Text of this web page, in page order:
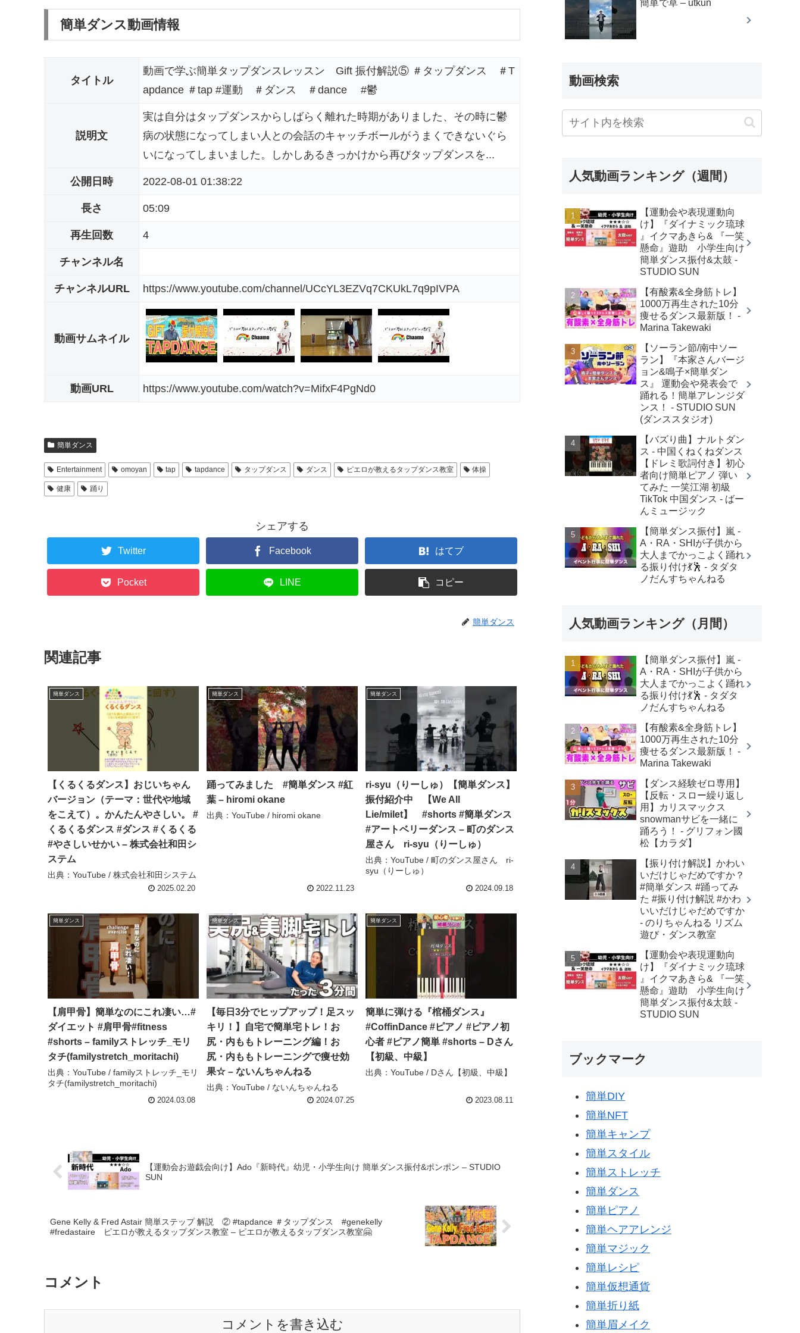
簡単ダンス動画情報
タイトル
動画で学ぶ簡単タップダンスレッスン Gift 振付解説⑤ ＃タップダンス ＃T
apdance ＃tap #運動 ＃ダンス ＃dance #鬱
説明文
実は自分はタップダンスからしばらく離れた時期がありました、その時に鬱
病の状態になってしまい人との会話のキャッチボールがうまくできないぐら
いになってしまいました。しかしあるきっかけから再びタップダンスを...
公開日時 2022-08-01 01:38:22
長さ 05:09
再生回数 4
チャンネル名
チャンネルURL https://www.youtube.com/channel/UCcYL3EZVq7CKUkL7q9pIVPA
動画サムネイル
動画URL https://www.youtube.com/watch?v=MifxF4PgNd0
簡単ダンス
Entertainment omoyan tap tapdance タップダンス ダンス ピエロが教えるタップダンス教室 体操
健康 踊り
シェアする
Twitter Facebook はてブ
Pocket LINE コピー
簡単ダンス
関連記事
簡単ダンス
【くるくるダンス】おじいちゃん
バージョン（テーマ：世代や地域
をこえて）。かんたんやさしい。 #
くるくるダンス #ダンス #くるくる
#やさしいせかい – 株式会社和田シ
ステム
出典：YouTube / 株式会社和田システム
2025.02.20
簡単ダンス
踊ってみました #簡単ダンス #紅
葉 – hiromi okane
出典：YouTube / hiromi okane
2022.11.23
簡単ダンス
ri-syu（りーしゅ）【簡単ダンス】
振付紹介中 【We All
Lie/milet】 #shorts #簡単ダンス
#アートベリーダンス – 町のダンス
屋さん ri-syu（りーしゅ）
出典：YouTube / 町のダンス屋さん ri-
syu（りーしゅ）
2024.09.18
簡単ダンス
【肩甲骨】簡単なのにこれ凄い…#
ダイエット #肩甲骨#fitness
#shorts – familyストレッチ_モリ
タチ(familystretch_moritachi)
出典：YouTube / familyストレッチ_モリ
タチ(familystretch_moritachi)
2024.03.08
簡単ダンス
【毎日3分でヒップアップ！足スッ
キリ！】自宅で簡単宅トレ！お
尻・内ももトレーニング編！お
尻・内ももトレーニングで痩せ効
果☆ – ないんちゃんねる
出典：YouTube / ないんちゃんねる
2024.07.25
簡単ダンス
簡単に弾ける『棺桶ダンス』
#CoffinDance #ピアノ #ピアノ初
心者 #ピアノ簡単 #shorts – Dさん
【初級、中級】
出典：YouTube / Dさん【初級、中級】
2023.08.11
【運動会お遊戯会向け】Ado『新時代』幼児・小学生向け 簡単ダンス振付&ポンポン – STUDIO
SUN
Gene Kelly & Fred Astair 簡単ステップ 解説 ② #tapdance ＃タップダンス #genekelly
#fredastaire ピエロが教えるタップダンス教室 – ピエロが教えるタップダンス教室🤗
コメント
コメントを書き込む
簡単で草 – utkun
動画検索
人気動画ランキング（週間）
【運動会や表現運動向
け】『ダイナミック琉球
』イクマあきら& 『一笑
懸命』遊助 小学生向け
簡単ダンス振付&太鼓 -
STUDIO SUN
【有酸素&全身筋トレ】
1000万再生された10分
痩せるダンス最新版！ -
Marina Takewaki
【ソーラン節/南中ソー
ラン】『本家さんバージ
ョン&鳴子×簡単ダン
ス』 運動会や発表会で
踊れる！簡単アレンジダ
ンス！ - STUDIO SUN
(ダンススタジオ)
【バズり曲】ナルトダン
ス - 中国くねくねダンス
【ドレミ歌詞付き】初心
者向け簡単ピアノ 弾い
てみた 一笑江湖 初級
TikTok 中国ダンス - ばー
んミュージック
【簡単ダンス振付】嵐 -
A・RA・SHIが子供から
大人までかっこよく踊れ
る振り付け💃🕺 - タダタ
ノだんすちゃんねる
人気動画ランキング（月間）
【簡単ダンス振付】嵐 -
A・RA・SHIが子供から
大人までかっこよく踊れ
る振り付け💃🕺 - タダタ
ノだんすちゃんねる
【有酸素&全身筋トレ】
1000万再生された10分
痩せるダンス最新版！ -
Marina Takewaki
【ダンス経験ゼロ専用】
【反転・スロー繰り返し
用】カリスマックス
snowmanサビを一緒に
踊ろう！ - グリフォン國
松【カラダ】
【振り付け解説】かわい
いだけじゃだめですか？
#簡単ダンス #踊ってみ
た #振り付け解説 #かわ
いいだけじゃだめですか
- のりちゃんねる リズム
遊び・ダンス教室
【運動会や表現運動向
け】『ダイナミック琉球
』イクマあきら& 『一笑
懸命』遊助 小学生向け
簡単ダンス振付&太鼓 -
STUDIO SUN
ブックマーク
簡単DIY
簡単NFT
簡単キャンプ
簡単スタイル
簡単ストレッチ
簡単ダンス
簡単ピアノ
簡単ヘアアレンジ
簡単マジック
簡単レシピ
簡単仮想通貨
簡単折り紙
簡単眉メイク